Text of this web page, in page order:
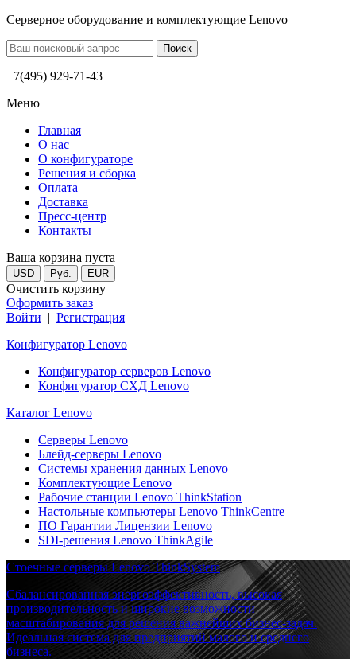
Серверное оборудование и комплектующие Lenovo
+7(495) 929-71-43
Меню
Главная
О нас
О конфигураторе
Решения и сборка
Оплата
Доставка
Пресс-центр
Контакты
Ваша корзина пуста
USD Руб. EUR
Очистить корзину
Оформить заказ
Войти | Регистрация
Конфигуратор Lenovo
Конфигуратор серверов Lenovo
Конфигуратор СХД Lenovo
Каталог Lenovo
Серверы Lenovo
Блейд-серверы Lenovo
Системы хранения данных Lenovo
Комплектующие Lenovo
Рабочие станции Lenovo ThinkStation
Настольные компьютеры Lenovo ThinkCentre
ПО Гарантии Лицензии Lenovo
SDI-решения Lenovo ThinkAgile
Стоечные серверы Lenovo ThinkSystem
Сбалансированная энергоэффективность, высокая
производительность и широкие возможности
масштабирования для решения важнейших бизнес-задач.
Идеальная система для предприятий малого и среднего
бизнеса.